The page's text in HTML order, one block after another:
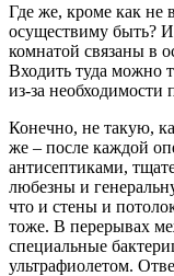
Где же, кроме как не
осуществиму быть?
комнатой связаны в
Входить туда можно
из-за необходимости
Конечно, не такую,
же – после каждой
антисептиками,
любезны и
что и стены и
тоже. В перерывах
специальные
ультрафиолетом.